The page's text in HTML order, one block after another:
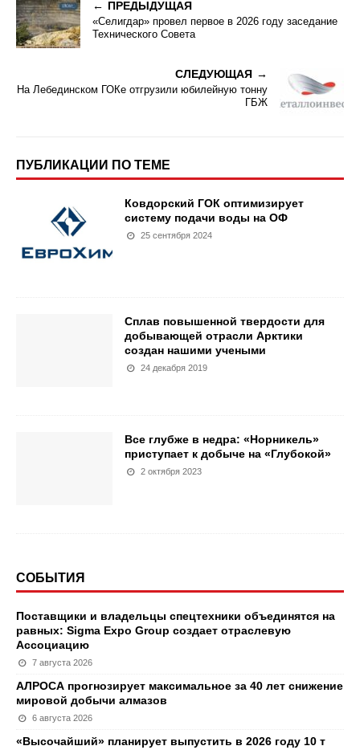
ПРЕДЫДУЩАЯ
«Селигдар» провел первое в 2026 году заседание
Технического Совета
СЛЕДУЮЩАЯ
На Лебединском ГОКе отгрузили юбилейную тонну
ГБЖ
ПУБЛИКАЦИИ ПО ТЕМЕ
Ковдорский ГОК оптимизирует
систему подачи воды на ОФ
25 сентября 2024
Сплав повышенной твердости для
добывающей отрасли Арктики
создан нашими учеными
24 декабря 2019
Все глубже в недра: «Норникель»
приступает к добыче на «Глубокой»
2 октября 2023
СОБЫТИЯ
Поставщики и владельцы спецтехники объединятся на
равных: Sigma Expo Group создает отраслевую
Ассоциацию
7 августа 2026
АЛРОСА прогнозирует максимальное за 40 лет снижение
мировой добычи алмазов
6 августа 2026
«Высочайший» планирует выпустить в 2026 году 10 т